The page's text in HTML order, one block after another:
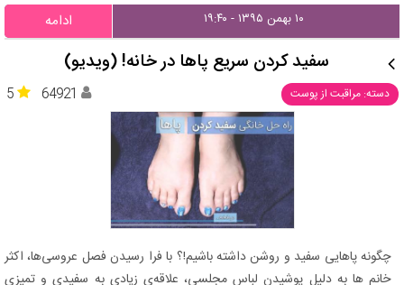
۱۰ بهمن ۱۳۹۵ - ۱۹:۴۰ ادامه
سفید کردن سریع پاها در خانه! (ویدیو)
دسته: مراقبت از پوست 5 64921
چگونه پاهایی سفید و روشن داشته باشیم!؟ با فرا رسیدن فصل عروسی‌ها، اکثر
خانم ها به دلیل پوشیدن لباس مجلسی، علاقه‌ی زیادی به سفیدی و تمیزی